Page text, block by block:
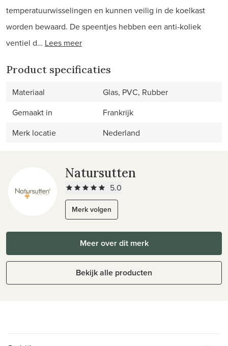
temperatuurwisselingen en kunnen veilig in de koelkast
worden bewaard. De speentjes hebben een anti-koliek
ventiel d… Lees meer
Product specificaties
Materiaal
Glas, PVC, Rubber
Gemaakt in
Frankrijk
Merk locatie
Nederland
Natursutten
5.0
Merk volgen
Meer over dit merk
Bekijk alle producten